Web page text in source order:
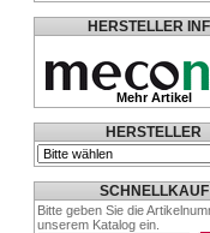
HERSTELLER
Mehr Artikel
HERSTELLER
SCHNELLKAUF
Bitte geben Sie die
unserem Katalog ein.